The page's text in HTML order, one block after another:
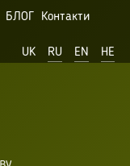
БЛОГ Контакти
UK RU EN HE